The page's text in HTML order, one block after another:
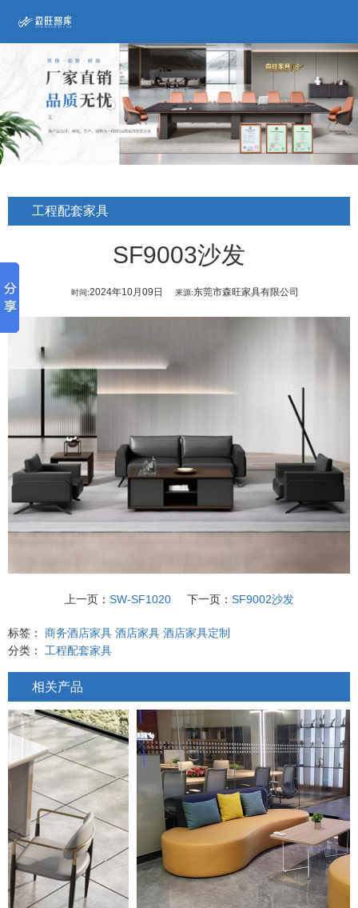
工程配套家具
SF9003沙发
时间:2024年10月09日 来源:东莞市森旺家具有限公司
上一页： SW-SF1020 下一页： SF9002沙发
标签： 商务酒店家具 酒店家具 酒店家具定制
分类： 工程配套家具
相关产品